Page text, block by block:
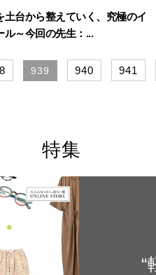
土台から整えていく、究極のイ
ル～今回の先生：...
939 940 941
特集
“